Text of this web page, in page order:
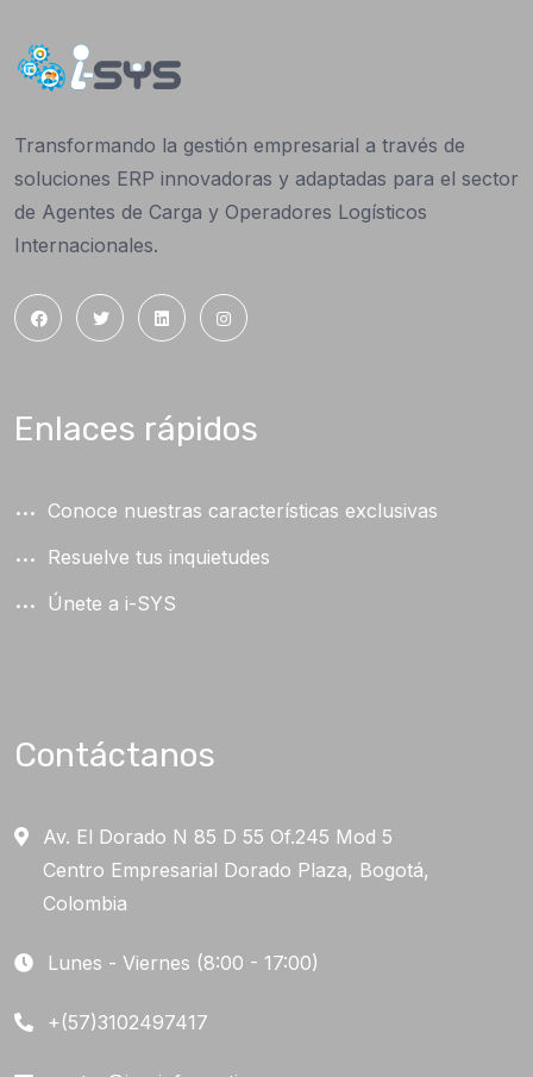
Transformando la gestión empresarial a través de
soluciones ERP innovadoras y adaptadas para el sector
de Agentes de Carga y Operadores Logísticos
Internacionales.
Enlaces rápidos
Conoce nuestras características exclusivas
Resuelve tus inquietudes
Únete a i-SYS
Contáctanos
Av. El Dorado N 85 D 55 Of.245 Mod 5
Centro Empresarial Dorado Plaza, Bogotá,
Colombia
Lunes - Viernes (8:00 - 17:00)
+(57)3102497417